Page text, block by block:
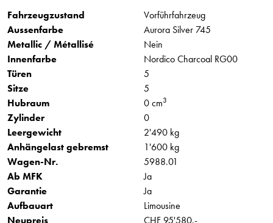
Fahrzeugzustand
Vorführfahrzeug
Aussenfarbe
Aurora Silver 745
Metallic / Métallisé
Nein
Innenfarbe
Nordico Charcoal RG00
Türen
5
Sitze
5
Hubraum
0 cm3
Zylinder
0
Leergewicht
2'490 kg
Anhängelast gebremst
1'600 kg
Wagen-Nr.
5988.01
Ab MFK
Ja
Garantie
Ja
Aufbauart
Limousine
Neupreis
CHF 95'580.-